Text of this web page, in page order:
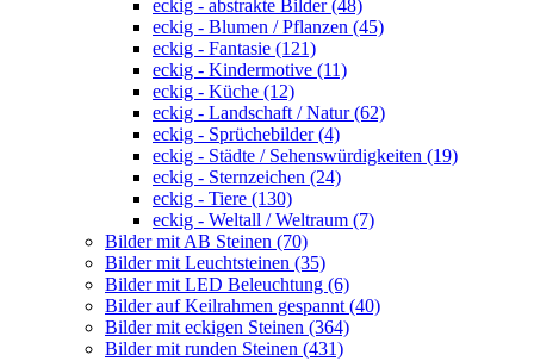
eckig - abstrakte Bilder (48)
eckig - Blumen / Pflanzen (45)
eckig - Fantasie (121)
eckig - Kindermotive (11)
eckig - Küche (12)
eckig - Landschaft / Natur (62)
eckig - Sprüchebilder (4)
eckig - Städte / Sehenswürdigkeiten (19)
eckig - Sternzeichen (24)
eckig - Tiere (130)
eckig - Weltall / Weltraum (7)
Bilder mit AB Steinen (70)
Bilder mit Leuchtsteinen (35)
Bilder mit LED Beleuchtung (6)
Bilder auf Keilrahmen gespannt (40)
Bilder mit eckigen Steinen (364)
Bilder mit runden Steinen (431)